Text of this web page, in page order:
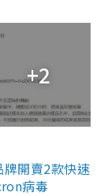
+2
開賣2款快速
病毒